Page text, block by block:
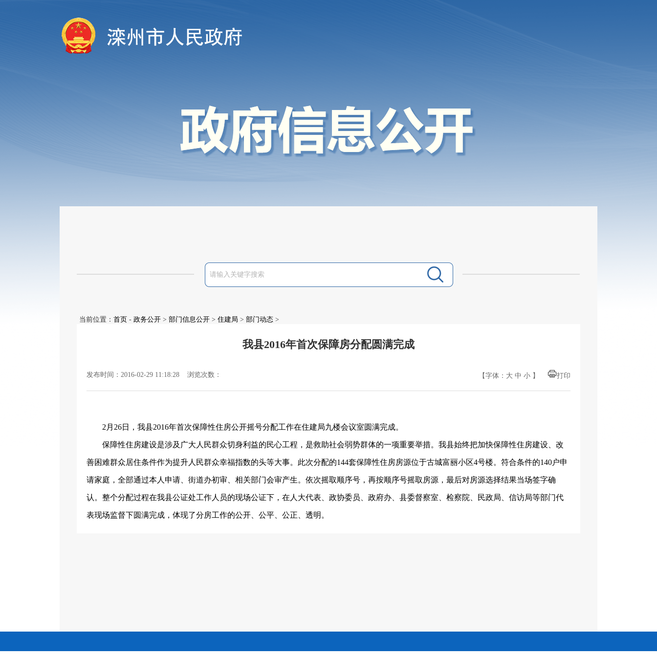
当前位置： 首页 - 政务公开 > 部门信息公开 > 住建局 > 部门动态 >
我县2016年首次保障房分配圆满完成
发布时间：2016-02-29 11:18:28 浏览次数： 【字体： 大 中 小 】 打印
2 月 26日，我县2016年首次保障性住房公开摇号分配工作在住建局九楼会议室圆满完成。
保障性住房建设是涉及广大人民群众切身利益的民心工程，是救助社会弱势群体的一项重要举措。我县始终把加快保障性住房建设、改
善困难群众居住条件作为提升人民群众幸福指数的头等大事。此次分配的144套保障性住房房源位于古城富丽小区4号楼。符合条件的140户申
请家庭，全部通过本人申请、街道办初审、相关部门会审产生。依次摇取顺序号，再按顺序号摇取房源，最后对房源选择结果当场签字确
认。整个分配过程在我县公证处工作人员的现场公证下，在人大代表、政协委员、政府办、县委督察室、检察院、民政局、信访局等部门代
表现场监督下圆满完成，体现了分房工作的公开、公平、公正、透明。